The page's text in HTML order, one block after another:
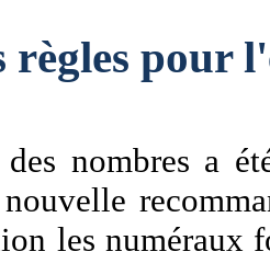
règles pour
nombres a
les numéraux